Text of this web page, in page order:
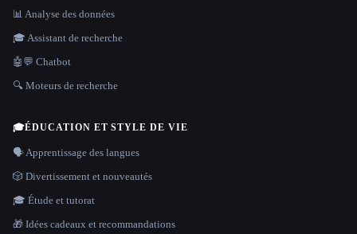
📊 Analyse des données
🎓 Assistant de recherche
🤖💬 Chatbot
🔍 Moteurs de recherche
🎓ÉDUCATION ET STYLE DE VIE
🗣️ Apprentissage des langues
🎲 Divertissement et nouveautés
🎓 Étude et tutorat
🎁 Idées cadeaux et recommandations